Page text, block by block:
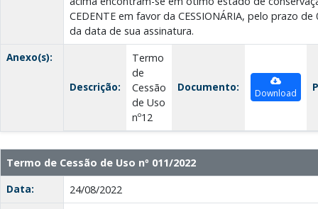
CEDENTE em favor da CESSIONÁRIA, pelo prazo
da data de sua assinatura.
Anexo(s):
Descrição:
Termo
de
Cessão
de Uso
nº12
Documento: Download
Termo de Cessão de Uso nº 011/2022
Data:
24/08/2022